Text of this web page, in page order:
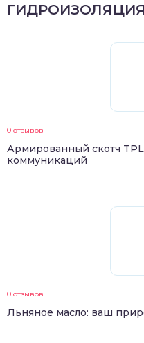
ГИДРОИЗОЛЯЦИЯ
0 отзывов
Армированный скотч
коммуникаций
0 отзывов
Льняное масло: ваш